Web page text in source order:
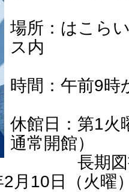
場所：はこら
ス内
時間：午前9時
休館日：第1火
通常開館）
長期図書
（火曜）か